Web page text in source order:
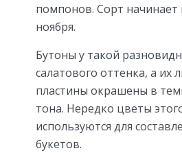
помпонов. Сорт начинает
ноября.
Бутоны у такой
салатового оттенка, а их
пластины окрашены в
тона. Нередко цветы
используются для
букетов.